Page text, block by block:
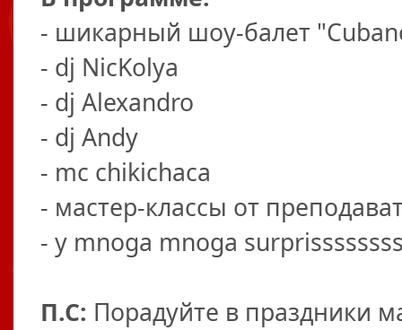
- шикарный шоу-балет
- dj NicKolya
- dj Alexandro
- dj Andy
- mc chikichaca
- мастер-классы от
- y mnoga mnoga
П.С: Порадуйте в праздники